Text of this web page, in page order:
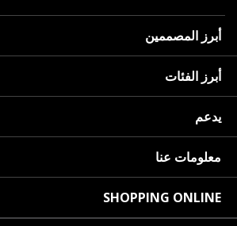
أبرز المصممين
أبرز الفئات
يدعم
معلومات عنا
SHOPPING ONLINE